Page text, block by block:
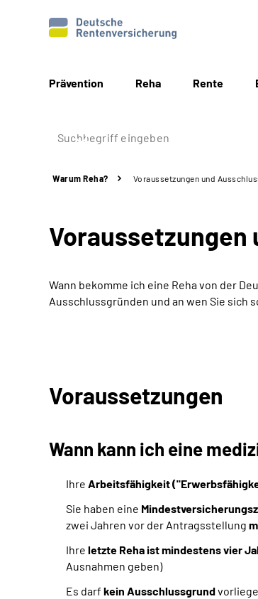
Prävention Reha Rente
Warum Reha? Voraussetzungen und
Voraussetzungen
Wann bekomme ich eine Reha von der
Ausschlussgründen und an wen Sie sich
Voraussetzungen
Wann kann ich eine
Ihre Arbeitsfähigkeit
Sie haben eine
zwei Jahren vor der Antragsstellung
Ihre letzte Reha ist mindestens vier
Ausnahmen geben)
Es darf kein Ausschlussgrund